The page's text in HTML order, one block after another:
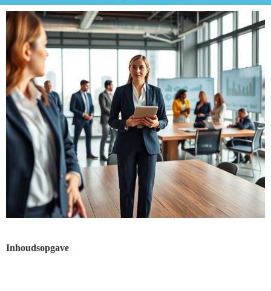
Inhoudsopgave